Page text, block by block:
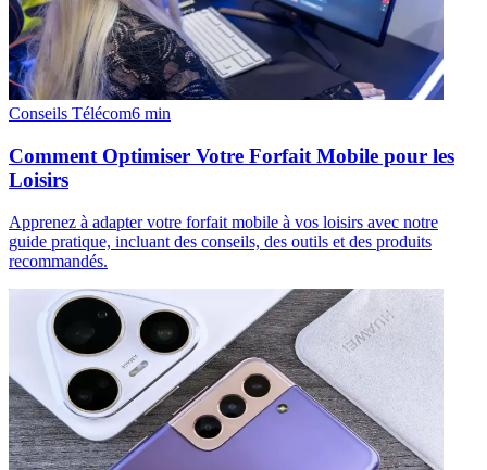
Conseils Télécom6 min
Comment Optimiser Votre Forfait Mobile pour les
Loisirs
Apprenez à adapter votre forfait mobile à vos loisirs avec notre
guide pratique, incluant des conseils, des outils et des produits
recommandés.